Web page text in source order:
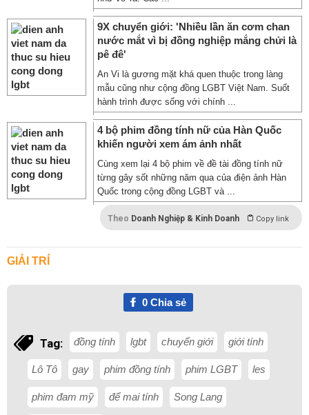
9X chuyển giới: 'Nhiều lần ăn cơm chan
nước mắt vì bị đồng nghiệp mắng chửi là
pê đê'
An Vi là gương mặt khá quen thuộc trong làng
mẫu cũng như cộng đồng LGBT Việt Nam. Suốt
hành trình được sống với chính ...
4 bộ phim đồng tính nữ của Hàn Quốc
khiến người xem ám ảnh nhất
Cùng xem lại 4 bộ phim về đề tài đồng tính nữ
từng gây sốt những năm qua của điện ảnh Hàn
Quốc trong cộng đồng LGBT và ...
Theo Doanh Nghiệp & Kinh Doanh Copy link
GIẢI TRÍ
0Chia sẻ
Tag: đồng tính lgbt chuyển giới giới tính
Lô Tô gay phim đồng tính phim LGBT les
phim đam mỹ để mai tính Song Lang